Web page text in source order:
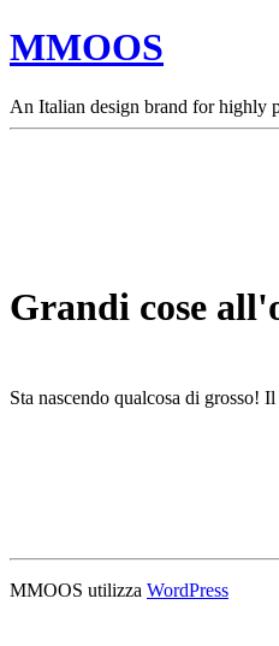
MMOOS
An Italian design brand for highly
Grandi cose
Sta nascendo qualcosa di grosso!
MMOOS utilizza WordPress